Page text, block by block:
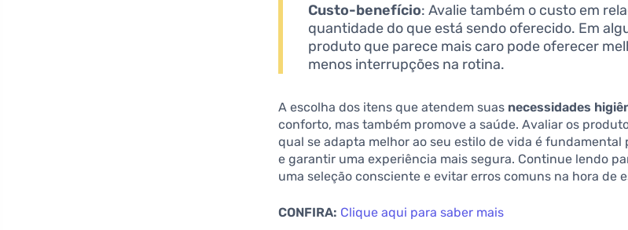
Custo-benefício: Avalie também o custo em
quantidade do que está sendo oferecido. Em
produto que parece mais caro pode oferecer
menos interrupções na rotina.
A escolha dos itens que atendem suas necessidades
conforto, mas também promove a saúde. Avaliar os
qual se adapta melhor ao seu estilo de vida é
e garantir uma experiência mais segura. Continue lendo
uma seleção consciente e evitar erros comuns na hora de
CONFIRA: Clique aqui para saber mais